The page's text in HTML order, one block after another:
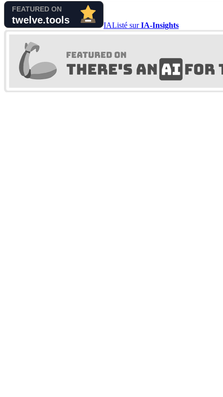
IAListé surIA-Insights